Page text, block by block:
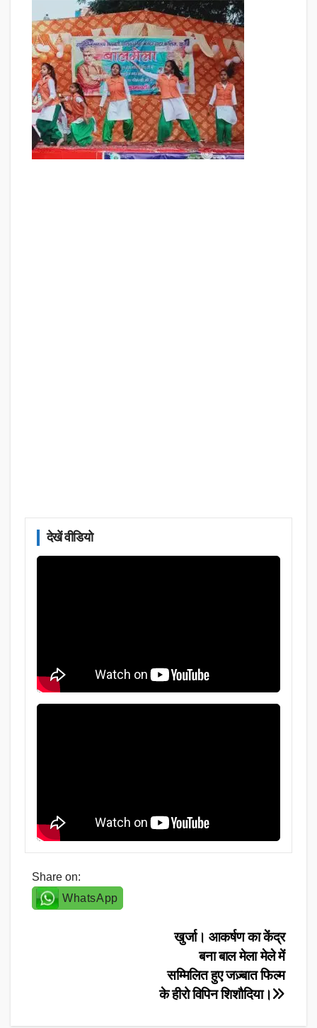
देखें वीडियो
Share on:
WhatsApp
खुर्जा। आकर्षण का केंद्र
बना बाल मेला मेले में
सम्मिलित हुए जज़्बात फिल्म
के हीरो विपिन शिशौदिया।